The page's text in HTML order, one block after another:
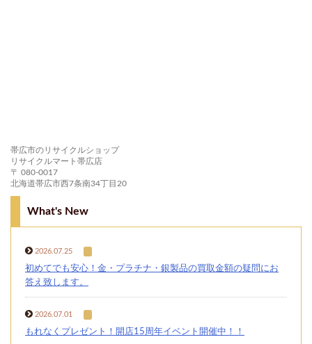
帯広市のリサイクルショップ
リサイクルマート帯広店
〒 080-0017
北海道帯広市西7条南34丁目20
What's New
2026.07.25
初めてでも安心！金・プラチナ・銀製品の買取金額の疑問にお
答え致します。
2026.07.01
もれなくプレゼント！開店15周年イベント開催中！！